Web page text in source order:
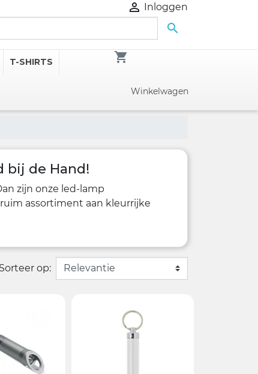
 Inloggen

T-SHIRTS shopping_cart
Winkelwagen
bij de Hand!
zijn onze led-lamp
assortiment aan kleurrijke
Sorteer op: